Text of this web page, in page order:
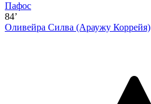
Пафос
84’
Оливейра Силва (Араужу Коррейя)